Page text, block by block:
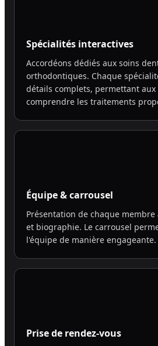
Spécialités interactives
Accordéons dédiés aux soins
orthodontiques. Chaque
détails complets, permettant
comprendre les traitements
Équipe & carrousel
Présentation de chaque
et biographie. Le carrousel
l'équipe de manière engageante.
Prise de rendez-vous